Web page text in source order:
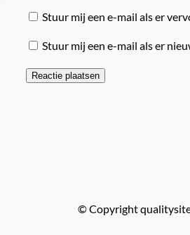
Stuur mij een e-mail als er
Stuur mij een e-mail als er
© Copyright